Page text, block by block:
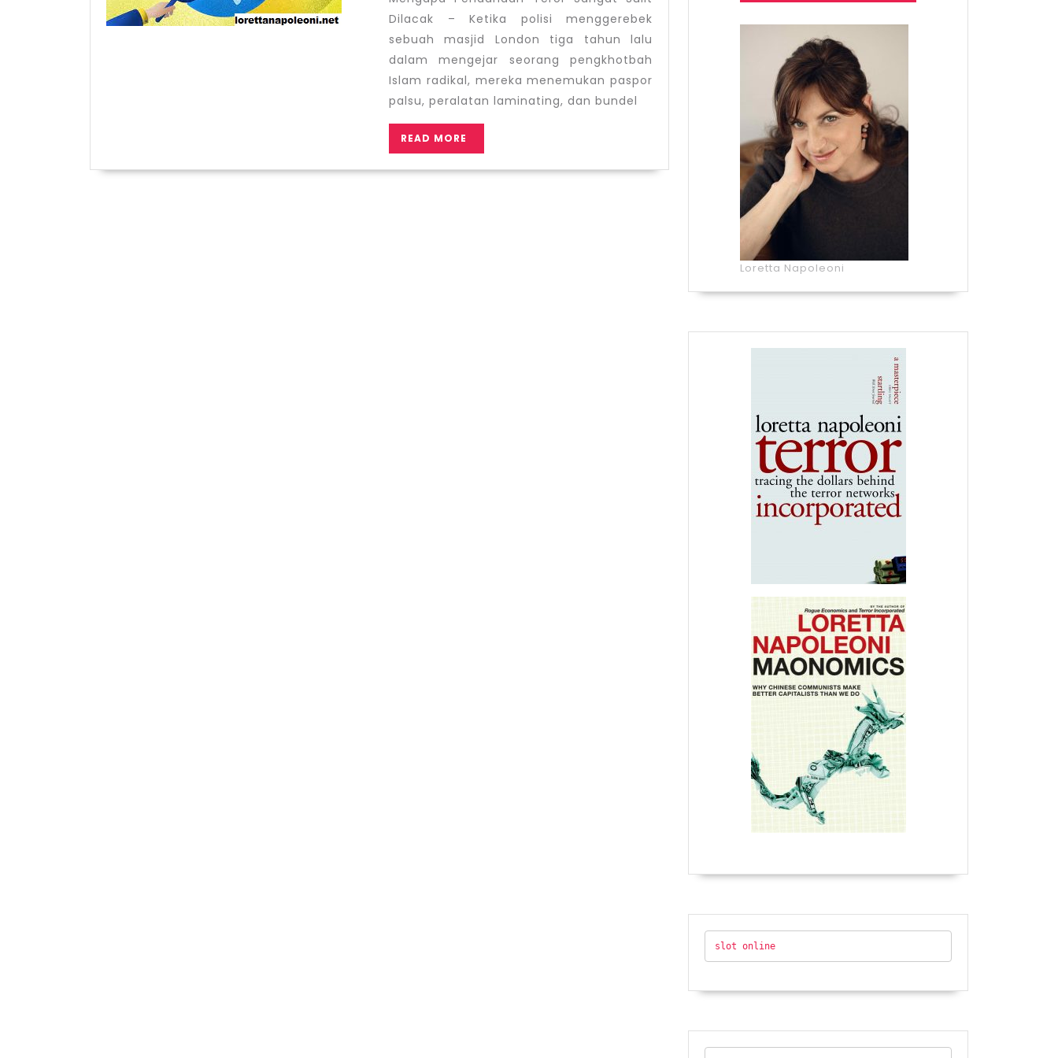
Dilacak
Dilacak – Ketika polisi menggerebek
sebuah masjid London tiga tahun lalu
dalam mengejar seorang pengkhotbah
Islam radikal, mereka menemukan paspor
palsu, peralatan laminating, dan bundel
READ MORE
MORE
Loretta Napoleoni
slot online